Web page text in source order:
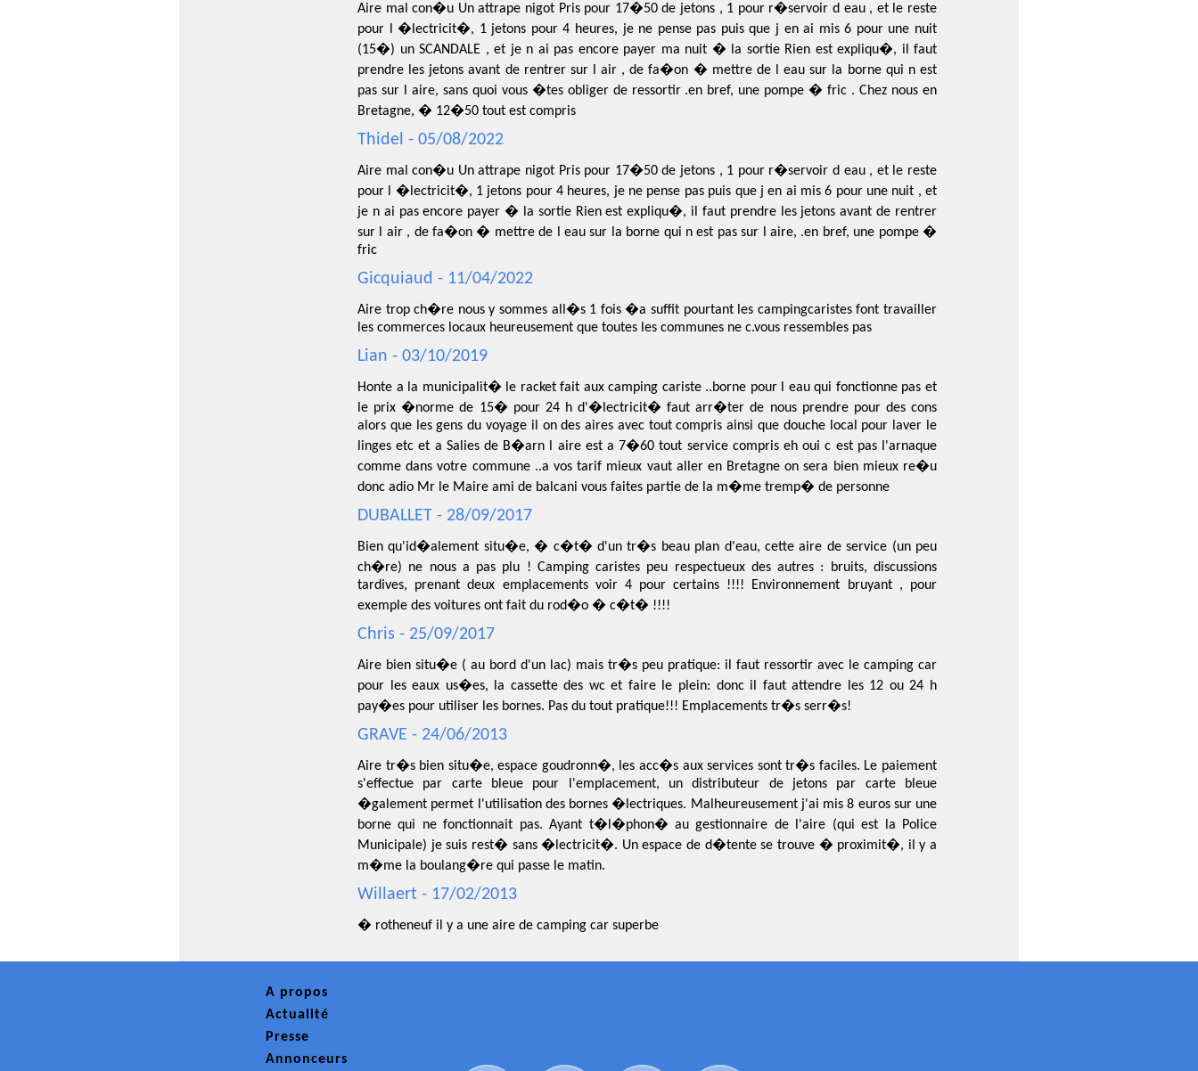
Aire mal con�u Un attrape nigot Pris pour 17�50 de jetons , 1 pour r�servoir d eau , et le reste
pour l �lectricit�, 1 jetons pour 4 heures, je ne pense pas puis que j en ai mis 6 pour une nuit
(15�) un SCANDALE , et je n ai pas encore payer ma nuit � la sortie Rien est expliqu�, il faut
prendre les jetons avant de rentrer sur l air , de fa�on � mettre de l eau sur la borne qui n est
pas sur l aire, sans quoi vous �tes obliger de ressortir .en bref, une pompe � fric . Chez nous en
Bretagne, � 12�50 tout est compris
Thidel - 05/08/2022
Aire mal con�u Un attrape nigot Pris pour 17�50 de jetons , 1 pour r�servoir d eau , et le reste
pour l �lectricit�, 1 jetons pour 4 heures, je ne pense pas puis que j en ai mis 6 pour une nuit , et
je n ai pas encore payer � la sortie Rien est expliqu�, il faut prendre les jetons avant de rentrer
sur l air , de fa�on � mettre de l eau sur la borne qui n est pas sur l aire, .en bref, une pompe �
fric
Gicquiaud - 11/04/2022
Aire trop ch�re nous y sommes all�s 1 fois �a suffit pourtant les campingcaristes font travailler
les commerces locaux heureusement que toutes les communes ne c.vous ressembles pas
Lian - 03/10/2019
Honte a la municipalit� le racket fait aux camping cariste ..borne pour l eau qui fonctionne pas et
le prix �norme de 15� pour 24 h d'�lectricit� faut arr�ter de nous prendre pour des cons
alors que les gens du voyage il on des aires avec tout compris ainsi que douche local pour laver le
linges etc et a Salies de B�arn l aire est a 7�60 tout service compris eh oui c est pas l'arnaque
comme dans votre commune ..a vos tarif mieux vaut aller en Bretagne on sera bien mieux re�u
donc adio Mr le Maire ami de balcani vous faites partie de la m�me tremp� de personne
DUBALLET - 28/09/2017
Bien qu'id�alement situ�e, � c�t� d'un tr�s beau plan d'eau, cette aire de service (un peu
ch�re) ne nous a pas plu ! Camping caristes peu respectueux des autres : bruits, discussions
tardives, prenant deux emplacements voir 4 pour certains !!!! Environnement bruyant , pour
exemple des voitures ont fait du rod�o � c�t� !!!!
Chris - 25/09/2017
Aire bien situ�e ( au bord d'un lac) mais tr�s peu pratique: il faut ressortir avec le camping car
pour les eaux us�es, la cassette des wc et faire le plein: donc il faut attendre les 12 ou 24 h
pay�es pour utiliser les bornes. Pas du tout pratique!!! Emplacements tr�s serr�s!
GRAVE - 24/06/2013
Aire tr�s bien situ�e, espace goudronn�, les acc�s aux services sont tr�s faciles. Le paiement
s'effectue par carte bleue pour l'emplacement, un distributeur de jetons par carte bleue
�galement permet l'utilisation des bornes �lectriques. Malheureusement j'ai mis 8 euros sur une
borne qui ne fonctionnait pas. Ayant t�l�phon� au gestionnaire de l'aire (qui est la Police
Municipale) je suis rest� sans �lectricit�. Un espace de d�tente se trouve � proximit�, il y a
m�me la boulang�re qui passe le matin.
Willaert - 17/02/2013
� rotheneuf il y a une aire de camping car superbe
A propos
Actualité
Presse
Annonceurs